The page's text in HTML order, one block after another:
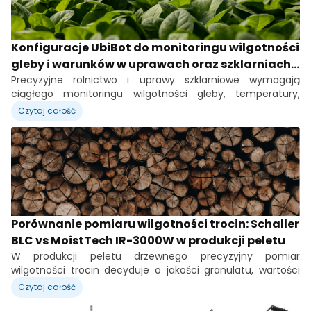
Konfiguracje UbiBot do monitoringu wilgotności
gleby i warunków w uprawach oraz szklarniach
2026
Precyzyjne rolnictwo i uprawy szklarniowe wymagają
ciągłego monitoringu wilgotności gleby, temperatury,
wilgotności powietrza oraz oświetlenia. Dzięki temu można
nawożenie i zwiększyć plony o 10–30 %. Rejestratory UbiBot z
czujnikami glebowymi i panelami solarnymi pozwalają na
całodobowy monitoring bez konieczności częstego
dojazdu na pole.
Czytaj całość
Porównanie pomiaru wilgotności trocin: Schaller
BLC vs MoistTech IR-3000W w produkcji peletu
W produkcji peletu drzewnego precyzyjny pomiar
wilgotności trocin decyduje o jakości granulatu, wartości
opałowej, zużyciu energii suszarni i bezpieczeństwie
Czytaj całość